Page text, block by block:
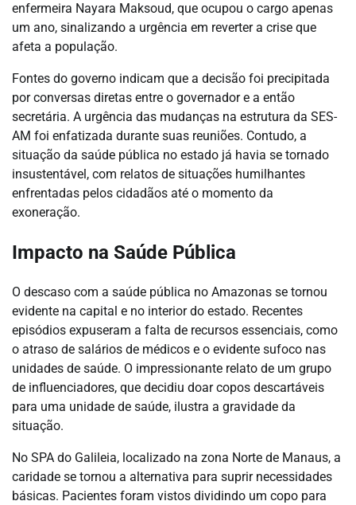
enfermeira Nayara Maksoud, que ocupou o cargo apenas
um ano, sinalizando a urgência em reverter a crise que
afeta a população.
Fontes do governo indicam que a decisão foi precipitada
por conversas diretas entre o governador e a então
secretária. A urgência das mudanças na estrutura da SES-
AM foi enfatizada durante suas reuniões. Contudo, a
situação da saúde pública no estado já havia se tornado
insustentável, com relatos de situações humilhantes
enfrentadas pelos cidadãos até o momento da
exoneração.
Impacto na Saúde Pública
O descaso com a saúde pública no Amazonas se tornou
evidente na capital e no interior do estado. Recentes
episódios expuseram a falta de recursos essenciais, como
o atraso de salários de médicos e o evidente sufoco nas
unidades de saúde. O impressionante relato de um grupo
de influenciadores, que decidiu doar copos descartáveis
para uma unidade de saúde, ilustra a gravidade da
situação.
No SPA do Galileia, localizado na zona Norte de Manaus, a
caridade se tornou a alternativa para suprir necessidades
básicas. Pacientes foram vistos dividindo um copo para